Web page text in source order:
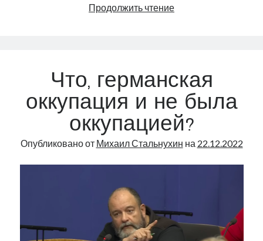
Продолжить чтениеСмердяковщина
Что, германская
оккупация и не была
оккупацией?
Опубликовано от Михаил Стальнухин на 22.12.2022